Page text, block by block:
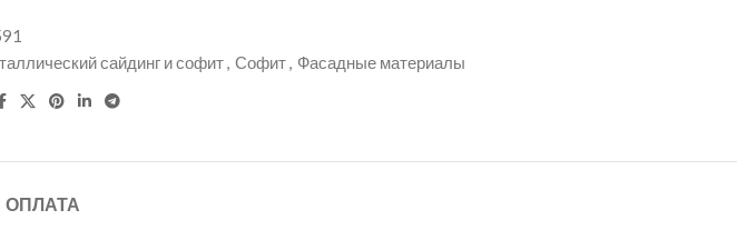
сайдинг и софит, Софит, Фасадные материалы